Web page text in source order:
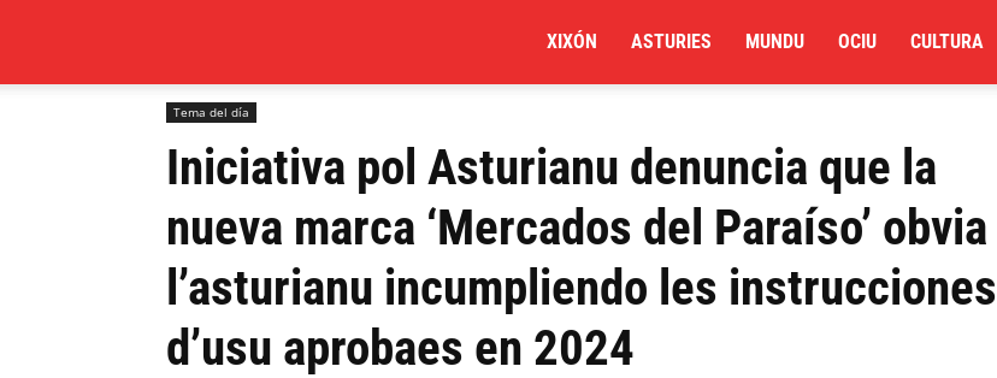
XIXÓN ASTURIES MUNDU OCIU CULTURA
Entamu Tema del día
Tema del día
Iniciativa pol Asturianu denuncia que la
nueva marca ‘Mercados del Paraíso’ obvia
l’asturianu incumpliendo les instrucciones
d’usu aprobaes en 2024